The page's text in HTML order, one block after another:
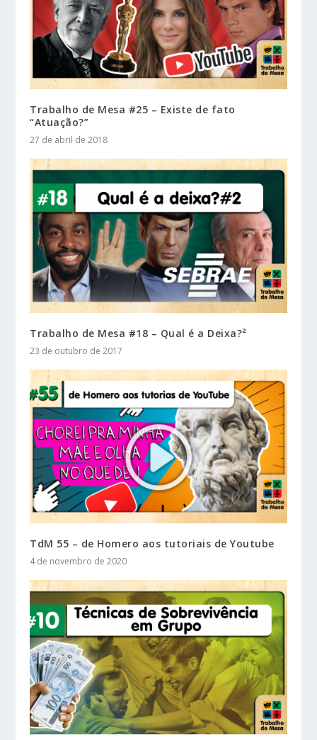
Trabalho de Mesa #25 – Existe de fato
“Atuação?”
27 de abril de 2018
Trabalho de Mesa #18 – Qual é a Deixa?²
23 de outubro de 2017
TdM 55 – de Homero aos tutoriais de Youtube
4 de novembro de 2020